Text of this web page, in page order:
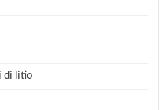
di litio